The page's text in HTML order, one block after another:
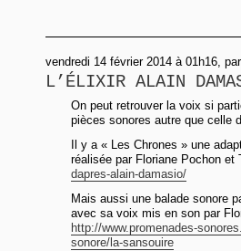
vendredi 14 février 2014 à 01h16,
L’ÉLIXIR ALAIN
On peut retrouver la voix si
pièces sonores autre que celle
Il y a « Les Chrones » une
réalisée par Floriane Pochon et
dapres-alain-damasio/
Mais aussi une balade sonore
avec sa voix mis en son par
http://www.promenades-
sonore/la-sansouire